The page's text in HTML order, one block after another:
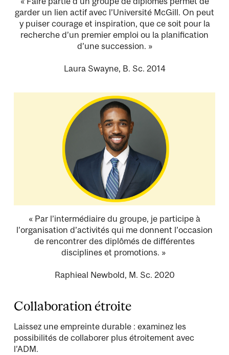
garder un lien actif avec l’Université McGill. On peut
y puiser courage et inspiration, que ce soit pour la
recherche d’un premier emploi ou la planification
d’une succession. »
Laura Swayne, B. Sc. 2014
« Par l’intermédiaire du groupe, je participe à
l’organisation d’activités qui me donnent l’occasion
de rencontrer des diplômés de différentes
disciplines et promotions. »
Raphieal Newbold, M. Sc. 2020
Collaboration étroite
Laissez une empreinte durable : examinez les
possibilités de collaborer plus étroitement avec
l’ADM.